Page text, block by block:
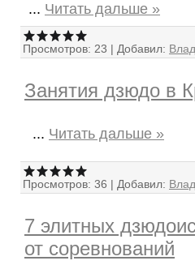
... Читать дальше »
Просмотров: 23 | Добавил:
Занятия дзюдо в
... Читать дальше »
Просмотров: 36 | Добавил:
7 элитных
от соревнований